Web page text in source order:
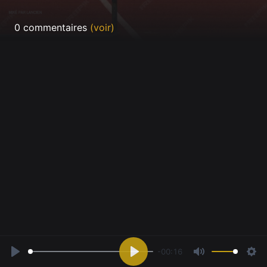
0 commentaires (voir)
-00:16
Play